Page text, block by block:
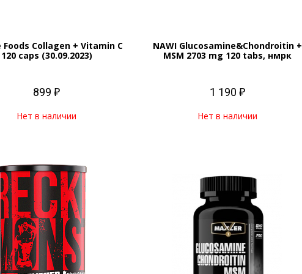
Collagen + Vitamin C
120 caps (30.09.2023)
899 ₽
Нет в наличии
NAWI Glucosamine&Chondroitin +
MSM 2703 mg 120 tabs, нмрк
1 190 ₽
Нет в наличии